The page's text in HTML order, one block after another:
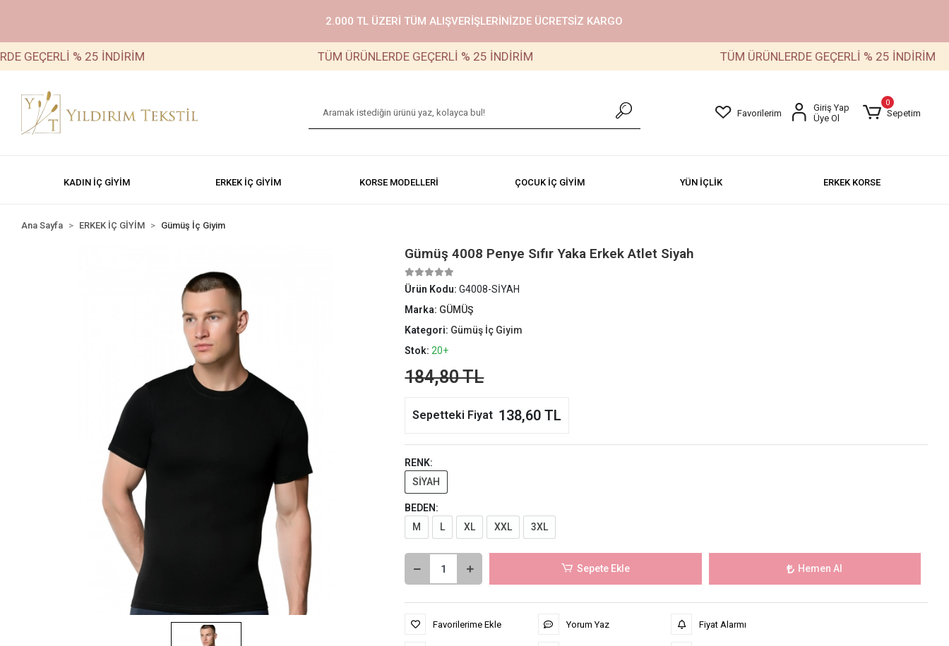
2.000 TL ÜZERİ TÜM ALIŞVERİŞLERİNİZDE ÜCRETSİZ KARGO
% 25 İNDİRİM TÜM ÜRÜNLERDE GEÇERLİ % 25 İNDİRİM TÜM ÜRÜNLERDE GEÇERLİ % 25 İNDİRİM
Favorilerim
Giriş Yap
Üye Ol
0
Sepetim
KADIN İÇ GİYİM ERKEK İÇ GİYİM KORSE MODELLERİ ÇOCUK İÇ GİYİM YÜN İÇLİK ERKEK KORSE
Ana Sayfa ERKEK İÇ GİYİM Gümüş İç Giyim
Gümüş 4008 Penye Sıfır Yaka Erkek Atlet Siyah
Ürün Kodu:G4008-SİYAH
Marka: GÜMÜŞ
Kategori: Gümüş İç Giyim
Stok:20+
184,80 TL
Sepetteki Fiyat 138,60 TL
RENK:
SİYAH
BEDEN:
M
L XL XXL 3XL
Sepete Ekle Hemen Al
Favorilerime Ekle Yorum Yaz Fiyat Alarmı